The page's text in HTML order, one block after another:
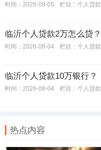
时间：2026-08-05 栏目： 个人贷款
临沂个人贷款2万怎么贷？
时间：2026-08-04 栏目： 个人贷款
临沂个人贷款10万银行？
时间：2026-08-04 栏目： 个人贷款
热点内容